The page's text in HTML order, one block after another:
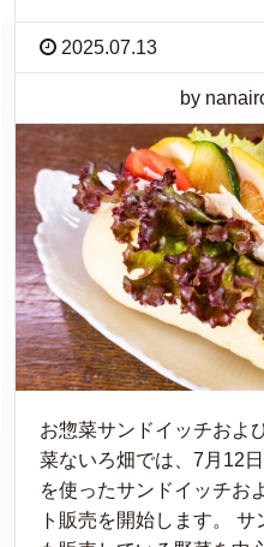
2025.07.13
by
お惣菜サンドイッチおよ
菜ないろ畑では、7月12
を使ったサンドイッチお
ト販売を開始します。